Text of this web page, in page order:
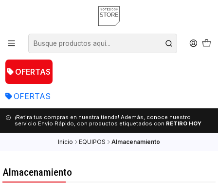
OFERTAS
OFERTAS
¡Retira tus compras en nuestra tienda! Además, conoce nuestro
servicio Envío Rápido, con productos etiquetados con RETIRO HOY
Inicio EQUIPOS Almacenamiento
Almacenamiento